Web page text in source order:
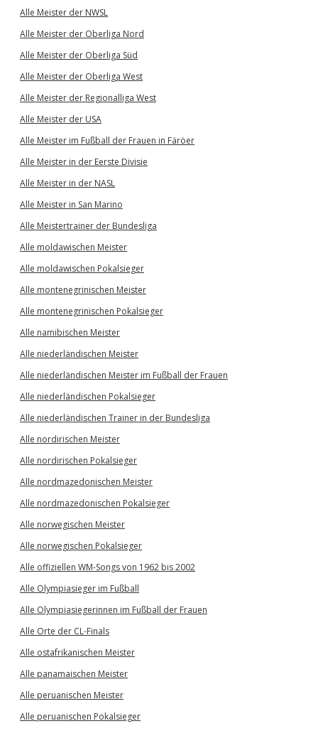
Alle Meister der NWSL
Alle Meister der Oberliga Nord
Alle Meister der Oberliga Süd
Alle Meister der Oberliga West
Alle Meister der Regionalliga West
Alle Meister der USA
Alle Meister im Fußball der Frauen in Färöer
Alle Meister in der Eerste Divisie
Alle Meister in der NASL
Alle Meister in San Marino
Alle Meistertrainer der Bundesliga
Alle moldawischen Meister
Alle moldawischen Pokalsieger
Alle montenegrinischen Meister
Alle montenegrinischen Pokalsieger
Alle namibischen Meister
Alle niederländischen Meister
Alle niederländischen Meister im Fußball der Frauen
Alle niederländischen Pokalsieger
Alle niederländischen Trainer in der Bundesliga
Alle nordirischen Meister
Alle nordirischen Pokalsieger
Alle nordmazedonischen Meister
Alle nordmazedonischen Pokalsieger
Alle norwegischen Meister
Alle norwegischen Pokalsieger
Alle offiziellen WM-Songs von 1962 bis 2002
Alle Olympiasieger im Fußball
Alle Olympiasiegerinnen im Fußball der Frauen
Alle Orte der CL-Finals
Alle ostafrikanischen Meister
Alle panamaischen Meister
Alle peruanischen Meister
Alle peruanischen Pokalsieger